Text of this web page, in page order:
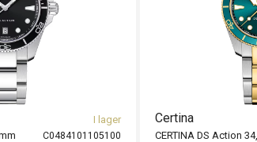
C0484171105100
CERTINA DS Action Chronograph 42mm